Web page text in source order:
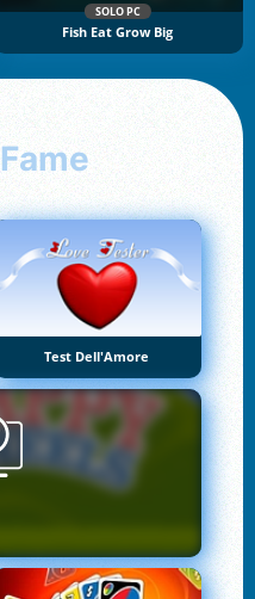
SOLO PC
Fish Eat Grow Big
Fame
Test Dell'Amore